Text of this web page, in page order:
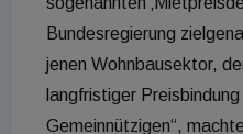
Bundesregierung
jenen Wohnbausektor,
langfristiger
Gemeinnützigen“,